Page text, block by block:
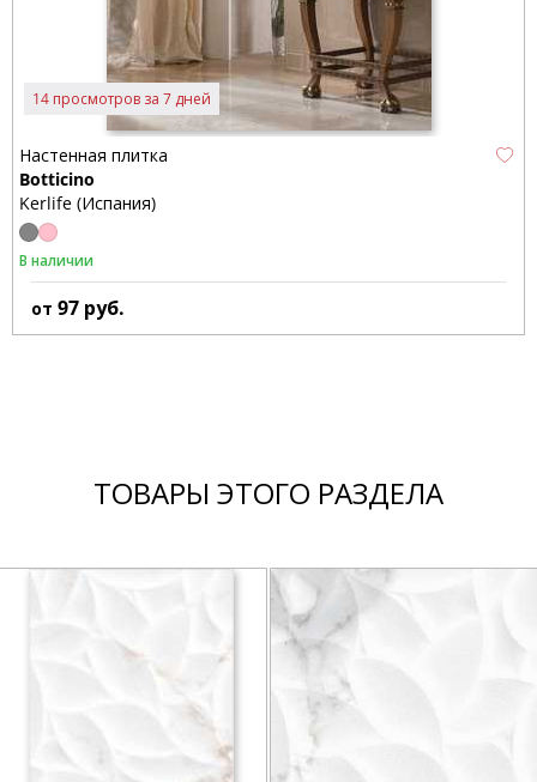
14 просмотров за 7 дней
Настенная плитка
Botticino
Kerlife (Испания)
В наличии
от 97 руб.
ТОВАРЫ ЭТОГО РАЗДЕЛА